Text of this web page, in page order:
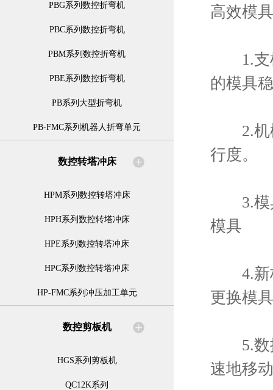
PBG系列数控折弯机
PBC系列数控折弯机
PBM系列数控折弯机
PBE系列数控折弯机
PB系列大型折弯机
PB-FMC系列机器人折弯单元
数控转塔冲床
HPM系列数控转塔冲床
HPH系列数控转塔冲床
HPE系列数控转塔冲床
HPC系列数控转塔冲床
HP-FMC系列冲压加工单元
数控剪板机
HGS系列剪板机
QC12K系列
高效模
1.支柱
的模具
2.机械
行度。
3.模具
模具
4.新标
更换模
5.数控
速地移